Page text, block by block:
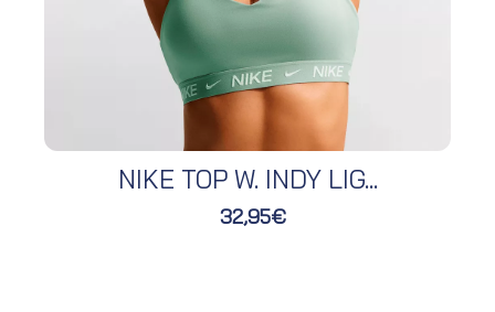
NIKE TOP W. INDY LIG...
32,95€